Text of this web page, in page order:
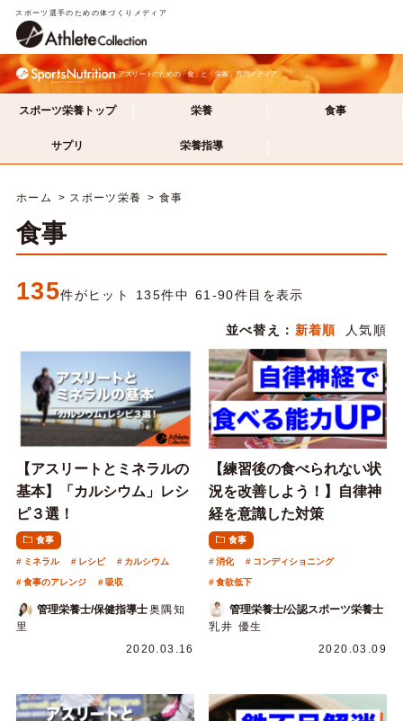
スポーツ選手のための体づくりメディア
アスリートのための「食」と「栄養」専門メディア
スポーツ栄養トップ 栄養 食事
サプリ 栄養指導
ホーム スポーツ栄養 食事
食事
135件がヒット 135件中 61-90件目を表示
並べ替え： 新着順 人気順
【アスリートとミネラルの
基本】「カルシウム」レシ
ピ３選！
食事
ミネラル レシピ カルシウム
食事のアレンジ 吸収
管理栄養士/保健指導士奥隅知
里
2020.03.16
【練習後の食べられない状
況を改善しよう！】自律神
経を意識した対策
食事
消化 コンディショニング
食欲低下
管理栄養士/公認スポーツ栄養士
乳井 優生
2020.03.09